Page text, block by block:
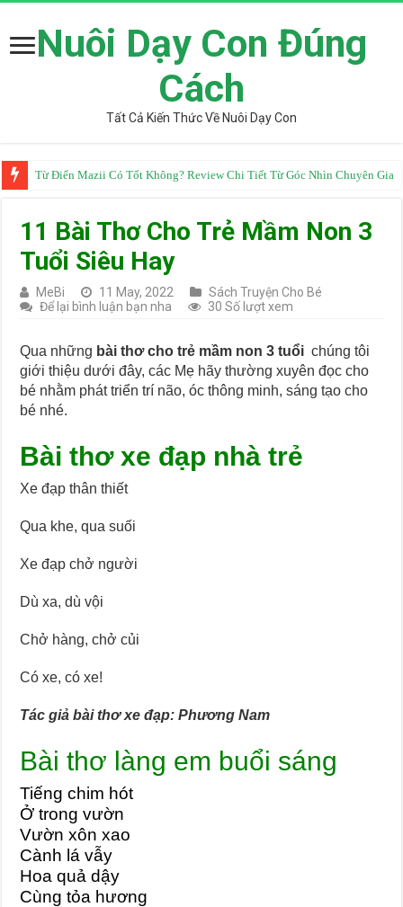
Nuôi Dạy Con Đúng
Cách
Tất Cả Kiến Thức Về Nuôi Dạy Con
Từ Điển Mazii Có Tốt Không? Review Chi Tiết Từ Góc Nhìn Chuyên Gia
11 Bài Thơ Cho Trẻ Mầm Non 3
Tuổi Siêu Hay
MeBi 11 May, 2022
Sách Truyện Cho Bé
Để lại bình luận bạn nha
30 Số lượt xem
Qua những bài thơ cho trẻ mầm non 3 tuổi chúng tôi
giới thiệu dưới đây, các Mẹ hãy thường xuyên đọc cho
bé nhằm phát triển trí não, óc thông minh, sáng tạo cho
bé nhé.
Bài thơ xe đạp nhà trẻ
Xe đạp thân thiết
Qua khe, qua suối
Xe đạp chở người
Dù xa, dù vội
Chở hàng, chở củi
Có xe, có xe!
Tác giả bài thơ xe đạp: Phương Nam
Bài thơ làng em buổi sáng
Tiếng chim hót
Ở trong vườn
Vườn xôn xao
Cành lá vẫy
Hoa quả dậy
Cùng tỏa hương